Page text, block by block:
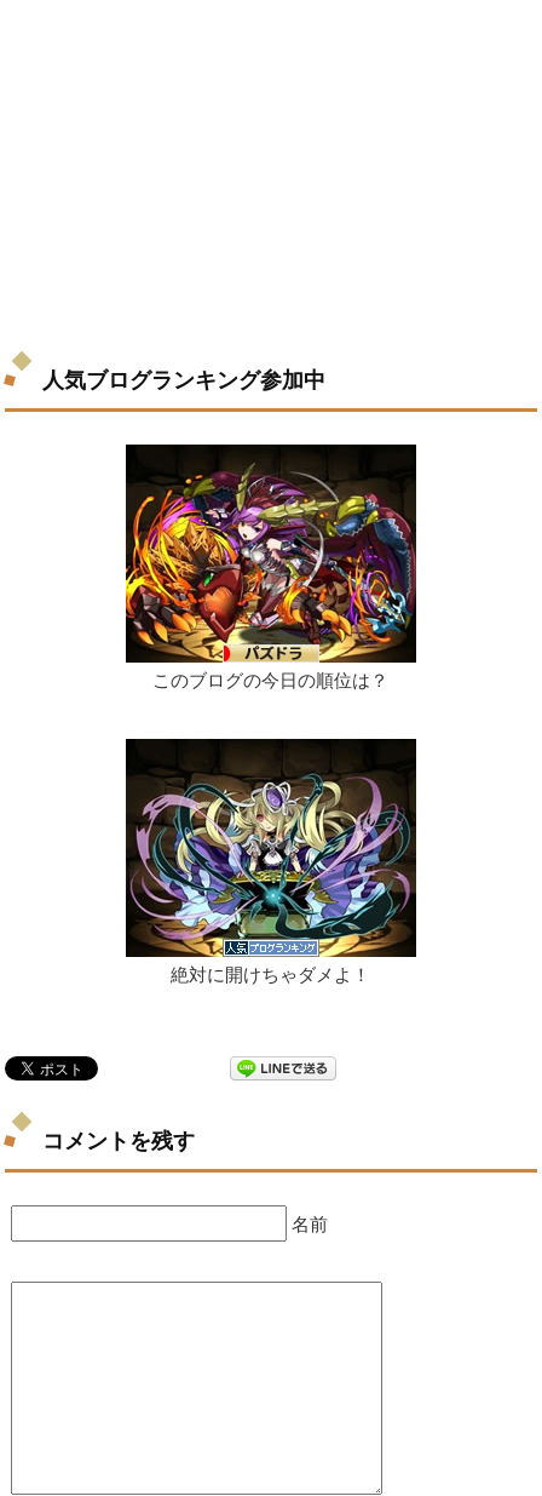
人気ブログランキング参加中
このブログの今日の順位は？
絶対に開けちゃダメよ！
コメントを残す
名前